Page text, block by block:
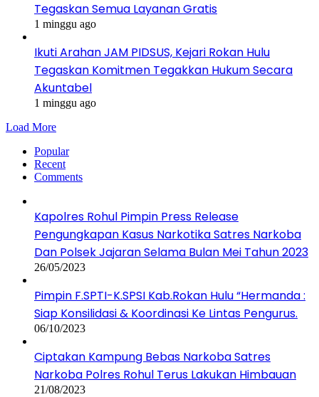
Tegaskan Semua Layanan Gratis
1 minggu ago
Ikuti Arahan JAM PIDSUS, Kejari Rokan Hulu
Tegaskan Komitmen Tegakkan Hukum Secara
Akuntabel
1 minggu ago
Load More
Popular
Recent
Comments
Kapolres Rohul Pimpin Press Release
Pengungkapan Kasus Narkotika Satres Narkoba
Dan Polsek Jajaran Selama Bulan Mei Tahun 2023
26/05/2023
Pimpin F.SPTI-K.SPSI Kab.Rokan Hulu “Hermanda :
Siap Konsilidasi & Koordinasi Ke Lintas Pengurus.
06/10/2023
Ciptakan Kampung Bebas Narkoba Satres
Narkoba Polres Rohul Terus Lakukan Himbauan
21/08/2023